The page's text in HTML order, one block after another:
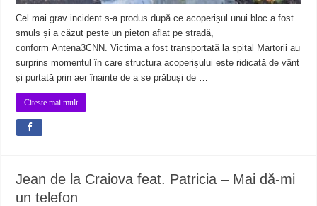
Cel mai grav incident s-a produs după ce acoperișul unui bloc a fost
smuls și a căzut peste un pieton aflat pe stradă,
conform Antena3CNN. Victima a fost transportată la spital Martorii au
surprins momentul în care structura acoperișului este ridicată de vânt
și purtată prin aer înainte de a se prăbuși de …
Citeste mai mult
Jean de la Craiova feat. Patricia – Mai dă-mi
un telefon